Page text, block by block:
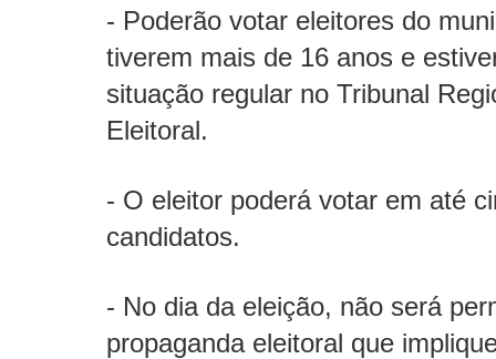
- Poderão votar eleitores do
tiverem mais de 16 anos e
situação regular no Tribunal
Eleitoral.
- O eleitor poderá votar em até
candidatos.
- No dia da eleição, não será
propaganda eleitoral que